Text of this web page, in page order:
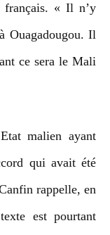
français. « Il n’y
Ouagadougou. Il
ce sera le Mali
malien ayant
qui avait été
rappelle, en
est pourtant